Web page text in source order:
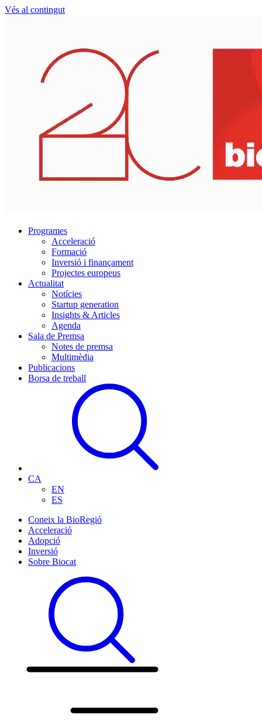
Vés al contingut
Programes
Acceleració
Formació
Inversió i finançament
Projectes europeus
Actualitat
Notícies
Startup generation
Insights & Articles
Agenda
Sala de Premsa
Notes de premsa
Multimèdia
Publicacions
Borsa de treball
CA
EN
ES
Coneix la BioRegió
Acceleració
Adopció
Inversió
Sobre Biocat